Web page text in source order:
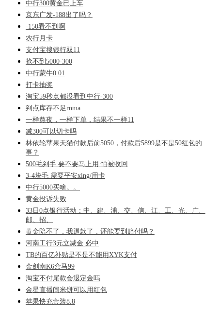
中行300黄金已上车
京东广发-188出了吗？
-150看不到啊
农行月卡
支付宝搜银行双11
抢不到5000-300
中行蒙牛0.01
打卡抽奖
淘宝59秒点都没看到中行-300
到点库存不足rnma
一样熬夜，一样下单，结果不一样11
减300可以切卡吗
林依轮苹果天猫付款后前5050，付款后5899是不是50红包的
事？
500毛到手 要不要马上用 怕被收回
3-4块毛 需要平安xing/用卡
中行5000买啥。。
黄金投诉失败
33日0点银行活动：中、建、浦、交、信、江、工、光、广、
邮、招、
黄金陪不了，我退款了，还能要到赔付吗？
河南工行3元立减金 必中
TB的百亿补贴是不是不能用XYK支付
金剑南K6盒马99
淘宝不付尾款会退定金吗
金星直播间米饼可以用红包
苹果快充套装8.8